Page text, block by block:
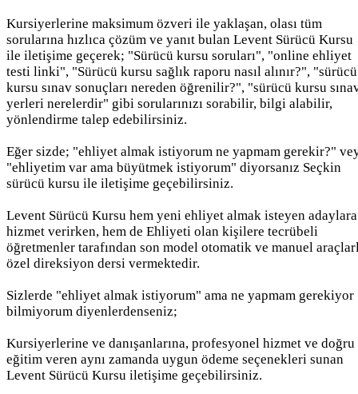
Kursiyerlerine maksimum özveri ile yaklaşan, olası tüm
sorularına hızlıca çözüm ve yanıt bulan Levent Sürücü Kursu
ile iletişime geçerek; "Sürücü kursu soruları", "online ehliyet
testi linki", "Sürücü kursu sağlık raporu nasıl alınır?", "sürücü
kursu sınav sonuçları nereden öğrenilir?", "sürücü kursu
yerleri nerelerdir" gibi sorularınızı sorabilir, bilgi alabilir,
yönlendirme talep edebilirsiniz.
Eğer sizde; "ehliyet almak istiyorum ne yapmam gerekir?"
"ehliyetim var ama büyütmek istiyorum" diyorsanız Seçkin
sürücü kursu ile iletişime geçebilirsiniz.
Levent Sürücü Kursu hem yeni ehliyet almak isteyen adaylara
hizmet verirken, hem de Ehliyeti olan kişilere tecrübeli
öğretmenler tarafından son model otomatik ve manuel
özel direksiyon dersi vermektedir.
Sizlerde "ehliyet almak istiyorum" ama ne yapmam gerekiyor
bilmiyorum diyenlerdenseniz;
Kursiyerlerine ve danışanlarına, profesyonel hizmet ve doğru
eğitim veren aynı zamanda uygun ödeme seçenekleri sunan
Levent Sürücü Kursu iletişime geçebilirsiniz.